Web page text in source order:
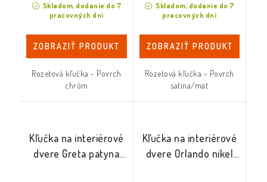
Skladom, dodanie do 7
pracovných dní
ZOBRAZIŤ PRODUKT
Rozetová kľučka - Povrch
chróm
Skladom, dodanie do 7
pracovných dní
ZOBRAZIŤ PRODUKT
Rozetová kľučka - Povrch
satina/mat
Kľučka na interiérové
dvere Greta patyna
Kľučka na interiérové
dvere Orlando nikel